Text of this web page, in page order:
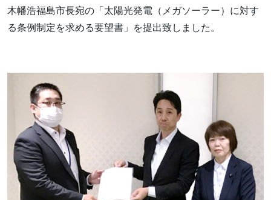
木幡浩福島市長宛の「太陽光発電（メガソーラー）に対す
る条例制定を求める要望書」を提出致しました。